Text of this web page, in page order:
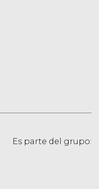
Es parte del grupo: